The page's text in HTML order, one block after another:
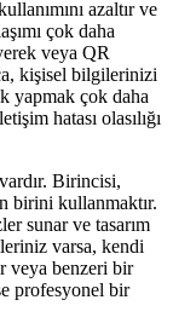
azaltır ve
çok daha
veya QR
kişisel bilgilerinizi
yapmak çok daha
hatası olasılığı
Birincisi,
birini kullanmaktır.
sunar ve tasarım
varsa, kendi
veya benzeri bir
profesyonel bir